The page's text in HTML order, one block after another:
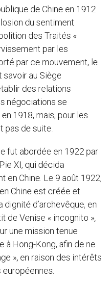
de Chine en 1912
du sentiment
des Traités «
par les
par ce mouvement, le
savoir au Siège
des relations
négociations se
1918, mais, pour les
pas de suite.
fut abordée en 1922 par
XI, qui décida
en Chine. Le 9 août 1922,
Chine est créée et
dignité d’archevêque, en
de Venise « incognito »,
une mission tenue
à Hong-Kong, afin de ne
», en raison des intérêts